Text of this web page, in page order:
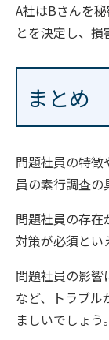
A社はBさんを
とを決定し、損
まとめ
問題社員の特徴
員の素行調査の
問題社員の存在
対策が必須とい
問題社員の影
など、トラブル
ましいでしょう。